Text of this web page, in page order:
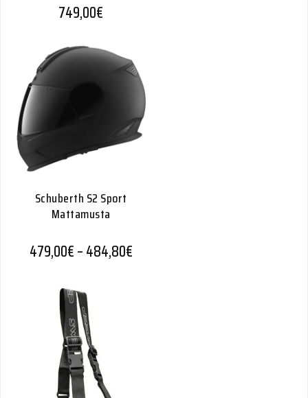
749,00€
Schuberth S2 Sport
Mattamusta
479,00€–484,80€Hintaluokka: 479,00€ - 484,80€